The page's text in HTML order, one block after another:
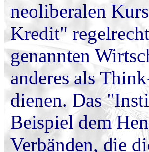
neoliberalen
Kredit"
genannten
anderes als
dienen. Das
Beispiel dem
Verbänden, die